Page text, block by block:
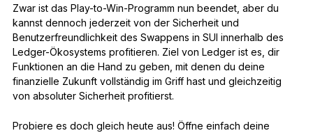
Zwar ist das Play-to-Win-Programm nun beendet, aber du
kannst dennoch jederzeit von der Sicherheit und
Benutzerfreundlichkeit des Swappens in SUI innerhalb des
Ledger-Ökosystems profitieren. Ziel von Ledger ist es, dir
Funktionen an die Hand zu geben, mit denen du deine
finanzielle Zukunft vollständig im Griff hast und gleichzeitig
von absoluter Sicherheit profitierst.
Probiere es doch gleich heute aus! Öffne einfach deine